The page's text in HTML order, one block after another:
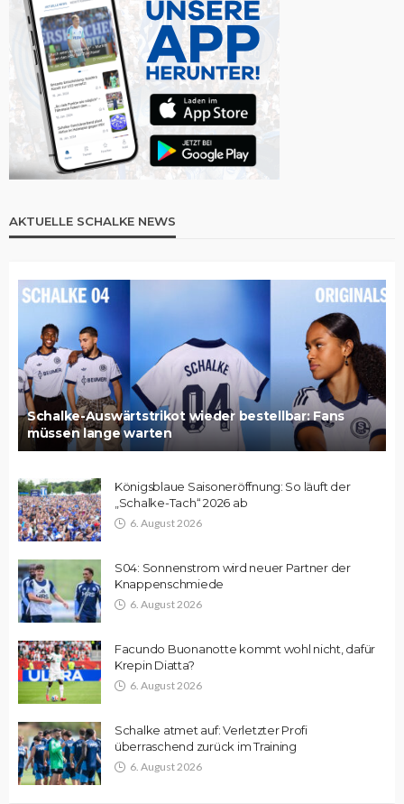
AKTUELLE SCHALKE NEWS
Schalke-Auswärtstrikot wieder bestellbar: Fans
müssen lange warten
Königsblaue Saisoneröffnung: So läuft der
„Schalke-Tach“ 2026 ab
6. August 2026
S04: Sonnenstrom wird neuer Partner der
Knappenschmiede
6. August 2026
Facundo Buonanotte kommt wohl nicht, dafür
Krepin Diatta?
6. August 2026
Schalke atmet auf: Verletzter Profi
überraschend zurück im Training
6. August 2026